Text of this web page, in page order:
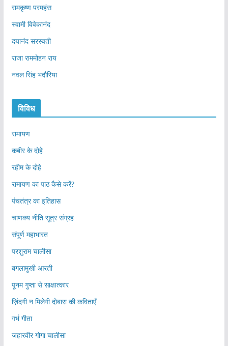
रामकृष्ण परमहंस
स्वामी विवेकानंद
दयानंद सरस्वती
राजा राममोहन राय
नवल सिंह भदौरिया
विविध
रामायण
कबीर के दोहे
रहीम के दोहे
रामायण का पाठ कैसे करें?
पंचतंत्र का इतिहास
चाणक्य नीति सूत्र संग्रह
संपूर्ण महाभारत
परशुराम चालीसा
बगलामुखी आरती
पूनम गुप्ता से साक्षात्कार
ज़िंदगी न मिलेगी दोबारा की कविताएँ
गर्भ गीता
जहारवीर गोगा चालीसा